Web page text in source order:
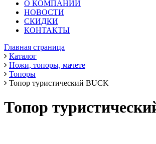
О КОМПАНИИ
НОВОСТИ
СКИДКИ
КОНТАКТЫ
Главная страница
Каталог
Ножи, топоры, мачете
Топоры
Топор туристический BUCK
Топор